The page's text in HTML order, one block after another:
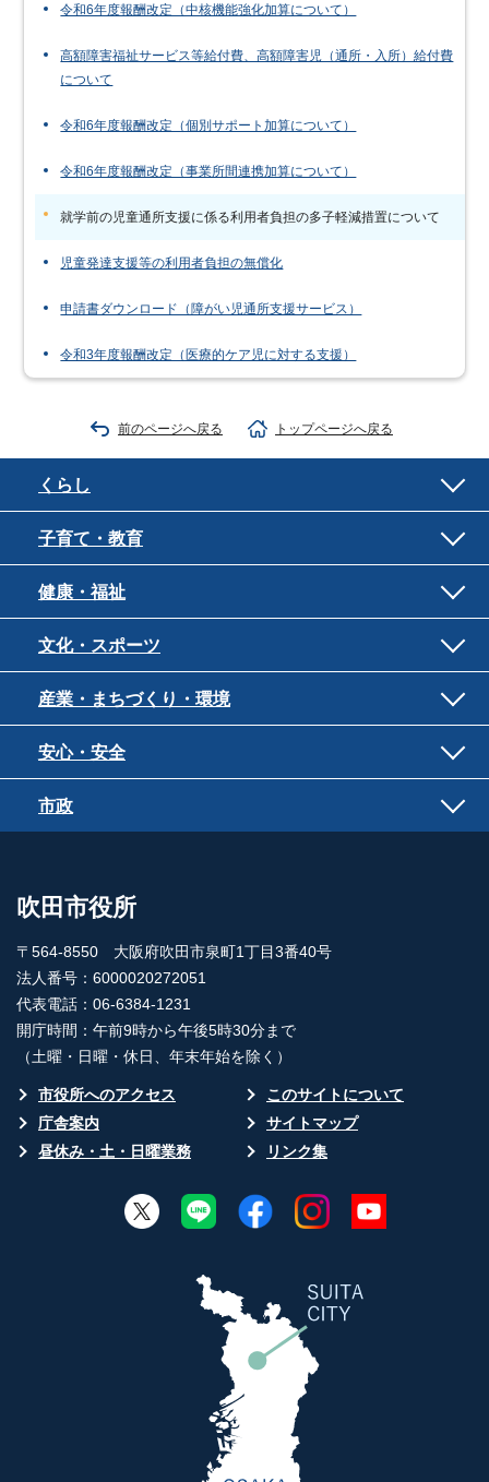
令和6年度報酬改定（中核機能強化加算について）
高額障害福祉サービス等給付費、高額障害児（通所・入所）給付費
について
令和6年度報酬改定（個別サポート加算について）
令和6年度報酬改定（事業所間連携加算について）
就学前の児童通所支援に係る利用者負担の多子軽減措置について
児童発達支援等の利用者負担の無償化
申請書ダウンロード（障がい児通所支援サービス）
令和3年度報酬改定（医療的ケア児に対する支援）
前のページへ戻る トップページへ戻る
くらし
子育て・教育
健康・福祉
文化・スポーツ
産業・まちづくり・環境
安心・安全
市政
吹田市役所
〒564-8550 大阪府吹田市泉町1丁目3番40号
法人番号：6000020272051
代表電話：06-6384-1231
開庁時間：午前9時から午後5時30分まで
（土曜・日曜・休日、年末年始を除く）
市役所へのアクセス
このサイトについて
庁舎案内
サイトマップ
昼休み・土・日曜業務
リンク集